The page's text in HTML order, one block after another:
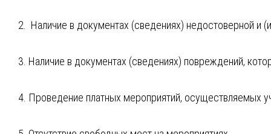
2. Наличие в документах (сведениях) недостоверной и
3. Наличие в документах (сведениях) повреждений,
4. Проведение платных мероприятий, осуществляемых